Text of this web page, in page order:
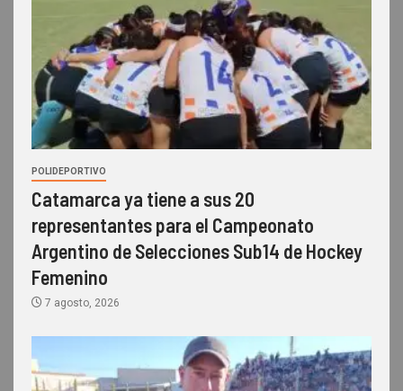
POLIDEPORTIVO
Catamarca ya tiene a sus 20
representantes para el Campeonato
Argentino de Selecciones Sub14 de Hockey
Femenino
7 agosto, 2026